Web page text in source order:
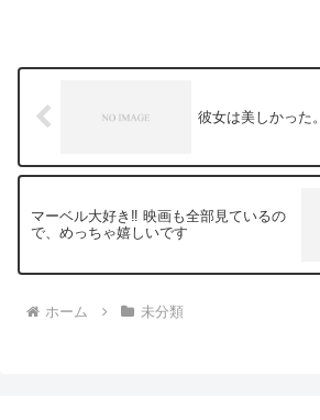
彼女は美しかった。
マーベル大好き‼️ 映画も全部見ているの
で、めっちゃ嬉しいです
ホーム 未分類